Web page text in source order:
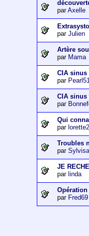
parAxelle
parJulien
Artère
par Mama
CIA sinus
par
CIA sinus
par
Qui
par
Troubles
par
JE
par linda
par Fred69